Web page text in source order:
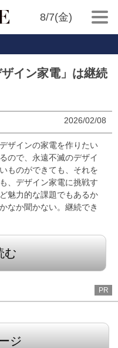
8/7(金)
イン家電」は継続
2026/02/08
ザインの家電を作りたい
ので、永遠不滅のデザイ
ものができても、それを
、デザイン家電に挑戦す
魅力的な課題でもあるか
なか聞かない。継続でき
む
PR
ジ